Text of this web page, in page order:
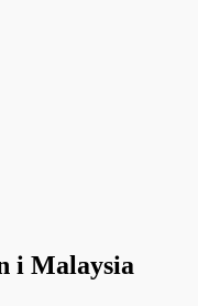
i Malaysia